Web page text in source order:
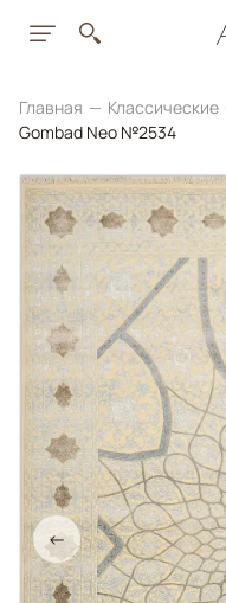
Главная Классические
Gombad Neo №2534
←